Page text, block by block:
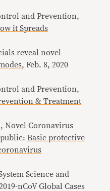
and Prevention,
it Spreads
reveal novel
, Feb. 8, 2020
and Prevention,
& Treatment
Novel Coronavirus
public:Basic protective
Science and
nCoV Global Cases